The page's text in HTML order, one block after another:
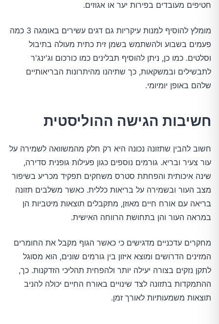
חטיפים מעובדים בפירות יער או אגוזים.
מומלץ להוסיף למנות עיקריות גם דגים עשירים באומגה 3 כמה
פעמים בשבוע ולהשתמש בשמן זית כתית מעולה בתיבול
וסלטים. כמו כן, ניתן להוסיף תבלינים כמו כורכום וג'ינג'ר
לתבשילים ובמשקאות, כך שתיהנו מהיתרונות הבריאותיים
שלהם באופן יומיומי.
חשיבות הגישה ההוליסטית
חשוב להבין שתזונה נכונה היא רק חלק מהמשוואה לשמירה על
עור צעיר ובריא. גורמים נוספים כגון פעילות גופנית סדירה,
שינה איכותית והפחתת סטרס משחקים תפקיד מכריע בשיפור
מצב העור ובשמירה על בריאות כללית. כאשר משלבים תזונה
בריאה עם אורח חיים מאוזן, מתקבלים תוצאות מיטביות הן
במראה העור והן בתחושת הרווחה האישית.
מחקרים עדכניים מדגישים כי כאשר הגוף מקבל את החומרים
המזינים הדרושים ומוצא איזון בין גורמים שונים, הוא מסוגל
לתקן נזקים בצורה יעילה יותר ולהפחית תהליכי הזדקנות. כך,
ההתמקדות בתזונה לצד שינויים באורח החיים יכולה להניב
תוצאות משמעותיות לאורך זמן.